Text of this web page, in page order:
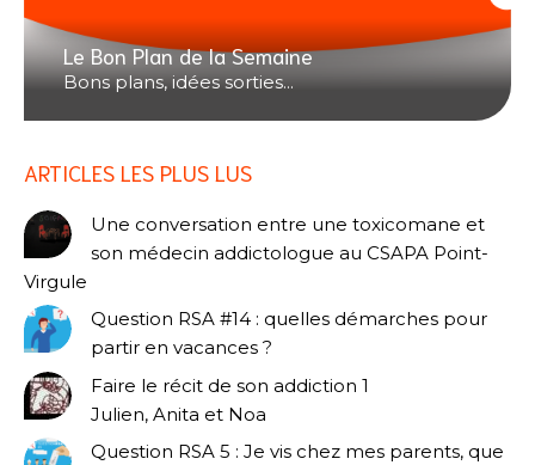
Le Bon Plan de la Semaine
Bons plans, idées sorties...
ARTICLES LES PLUS LUS
Une conversation entre une toxicomane et
son médecin addictologue au CSAPA Point-
Virgule
Question RSA #14 : quelles démarches pour
partir en vacances ?
Faire le récit de son addiction 1
Julien, Anita et Noa
Question RSA 5 : Je vis chez mes parents, que